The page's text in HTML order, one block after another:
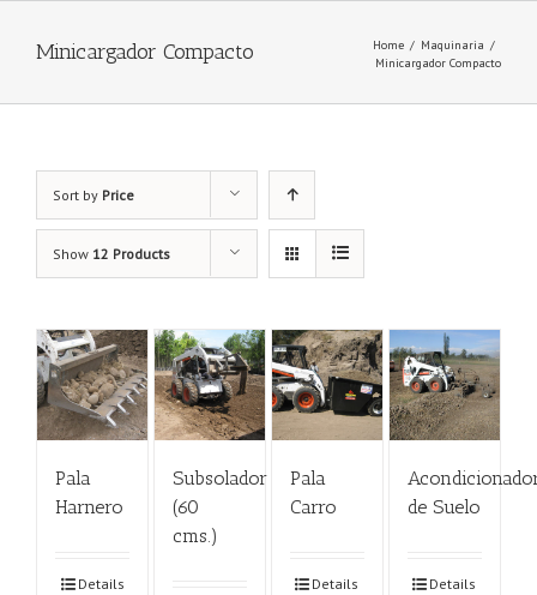
Minicargador Compacto Home / Maquinaria /
Minicargador Compacto
Sort by Price
Show 12 Products
Pala
Harnero
Details
Subsolador
(60
cms.)
Pala
Carro
Details
de Suelo
Details